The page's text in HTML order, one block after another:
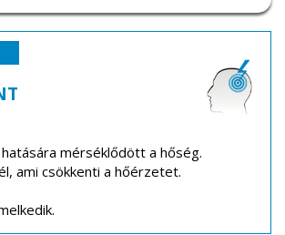
mérséklődött a hőség.
ami csökkenti a hőérzetet.